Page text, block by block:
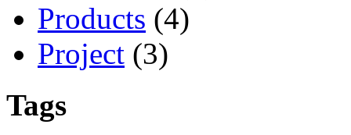
Products (4)
Project (3)
Tags